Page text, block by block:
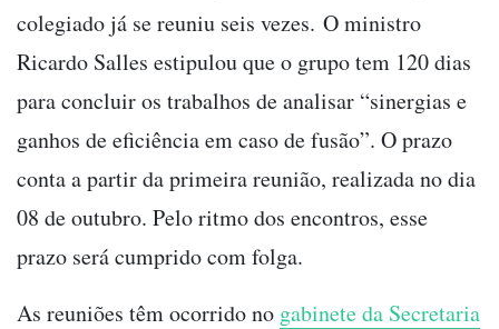
colegiado já se reuniu seis vezes. O ministro
Ricardo Salles estipulou que o grupo tem 120 dias
para concluir os trabalhos de analisar “sinergias e
ganhos de eficiência em caso de fusão”. O prazo
conta a partir da primeira reunião, realizada no dia
08 de outubro. Pelo ritmo dos encontros, esse
prazo será cumprido com folga.
As reuniões têm ocorrido no gabinete da Secretaria